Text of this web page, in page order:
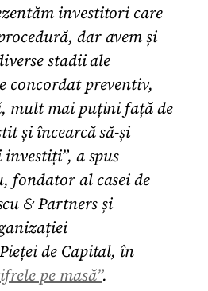
investitori care
dar avem și
stadii ale
concordat preventiv,
mult mai puțini față de
și încearcă să-și
a spus
fondator al casei de
& Partners și
de Capital, în
pe masă”.